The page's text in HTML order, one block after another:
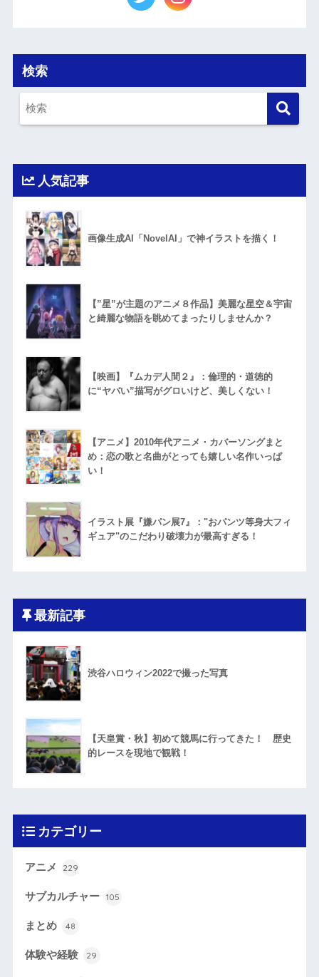
検索
人気記事
画像生成AI「NovelAI」で神イラストを描く！
【”星”が主題のアニメ８作品】美麗な星空＆宇宙
と綺麗な物語を眺めてまったりしませんか？
【映画】『ムカデ人間２』：倫理的・道徳的
に“ヤバい”描写がグロいけど、美しくない！
【アニメ】2010年代アニメ・カバーソングまと
め：恋の歌と名曲がとっても嬉しい名作いっぱ
い！
イラスト展『嫌パン展7』："おパンツ等身大フィ
ギュア"のこだわり破壊力が最高すぎる！
最新記事
渋谷ハロウィン2022で撮った写真
【天皇賞・秋】初めて競馬に行ってきた！ 歴史
的レースを現地で観戦！
カテゴリー
アニメ 229
サブカルチャー 105
まとめ 48
体験や経験 29